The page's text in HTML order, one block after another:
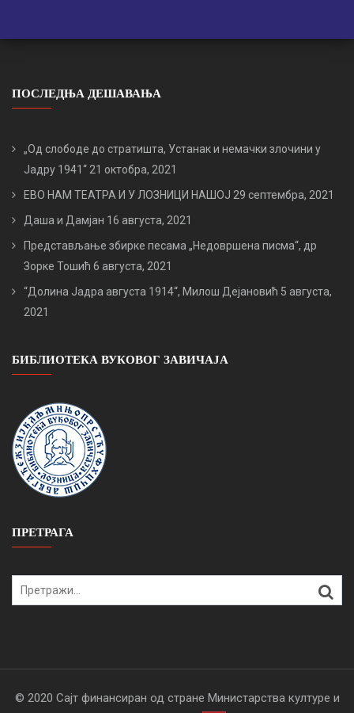
ПОСЛЕДЊА ДЕШАВАЊА
„Од слободе до стратишта, Устанак и немачки злочини у
Јадру 1941“ 21 октобра, 2021
ЕВО НАМ ТЕАТРА И У ЛОЗНИЦИ НАШОЈ 29 септембра, 2021
Даша и Дамјан 16 августа, 2021
Представљање збирке песама „Недовршена писма“, др
Зорке Тошић 6 августа, 2021
“Долина Јадра августа 1914“, Милош Дејановић 5 августа,
2021
БИБЛИОТЕКА ВУКОВОГ ЗАВИЧАЈА
ПРЕТРАГА
Search
for:
© 2020 Сајт финансиран од стране Министарства културе и